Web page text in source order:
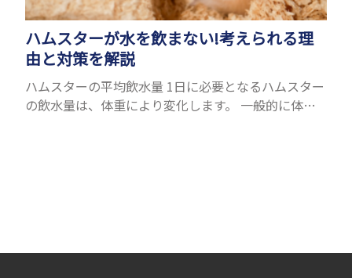
ハムスターが水を飲まない!考えられる理
由と対策を解説
ハムスターの平均飲水量 1日に必要となるハムスター
の飲水量は、体重により変化します。 一般的に体重